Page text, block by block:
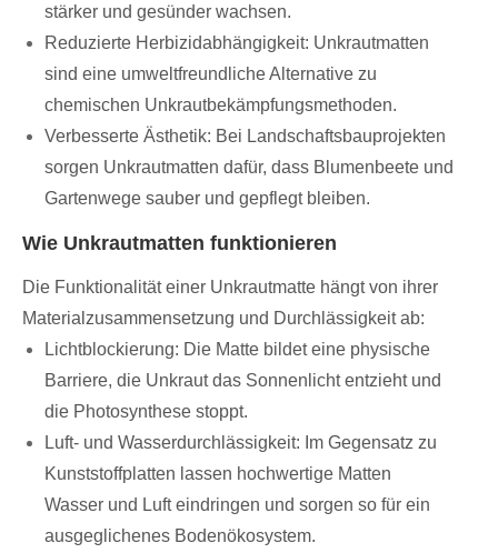
stärker und gesünder wachsen.
Reduzierte Herbizidabhängigkeit: Unkrautmatten
sind eine umweltfreundliche Alternative zu
chemischen Unkrautbekämpfungsmethoden.
Verbesserte Ästhetik: Bei Landschaftsbauprojekten
sorgen Unkrautmatten dafür, dass Blumenbeete und
Gartenwege sauber und gepflegt bleiben.
Wie Unkrautmatten funktionieren
Die Funktionalität einer Unkrautmatte hängt von ihrer
Materialzusammensetzung und Durchlässigkeit ab:
Lichtblockierung: Die Matte bildet eine physische
Barriere, die Unkraut das Sonnenlicht entzieht und
die Photosynthese stoppt.
Luft- und Wasserdurchlässigkeit: Im Gegensatz zu
Kunststoffplatten lassen hochwertige Matten
Wasser und Luft eindringen und sorgen so für ein
ausgeglichenes Bodenökosystem.